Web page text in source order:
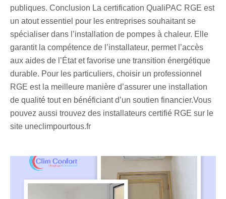
publiques. Conclusion La certification QualiPAC RGE est
un atout essentiel pour les entreprises souhaitant se
spécialiser dans l’installation de pompes à chaleur. Elle
garantit la compétence de l’installateur, permet l’accès
aux aides de l’État et favorise une transition énergétique
durable. Pour les particuliers, choisir un professionnel
RGE est la meilleure manière d’assurer une installation
de qualité tout en bénéficiant d’un soutien financier.Vous
pouvez aussi trouvez des installateurs certifié RGE sur le
site uneclimpourtous.fr